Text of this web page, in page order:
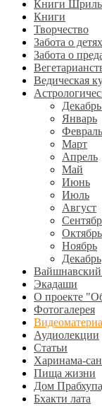
Книги
Книги
Творчество
Забота о детях
Забота о
Ведическая
Январь
Февраль
Март
Апрель
Май
Июнь
Июль
Август
Октябрь
Ноябрь
Декабрь
Вайшнавский
Экадаши
О проекте
Фотогалерея
Аудиолекции
Статьи
Харинама-
Пища жизни
Дом
Бхакти лата